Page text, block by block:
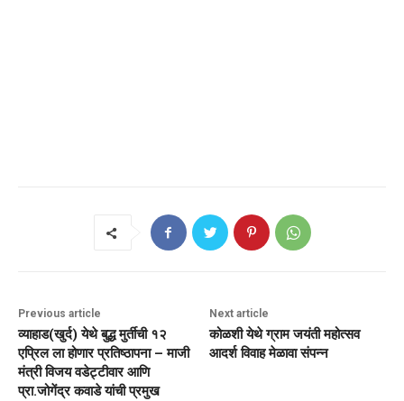
Previous article
व्याहाड(खुर्द) येथे बुद्ध मुर्तीची १२
एप्रिल ला होणार प्रतिष्ठापना – माजी
मंत्री विजय वडेट्टीवार आणि
प्रा.जोगेंद्र कवाडे यांची प्रमुख
Next article
कोळशी येथे ग्राम जयंती महोत्सव
आदर्श विवाह मेळावा संपन्न